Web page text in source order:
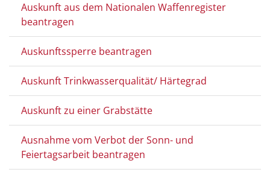
Auskunft aus dem Nationalen Waffenregister
beantragen
Auskunftssperre beantragen
Auskunft Trinkwasserqualität/ Härtegrad
Auskunft zu einer Grabstätte
Ausnahme vom Verbot der Sonn- und
Feiertagsarbeit beantragen